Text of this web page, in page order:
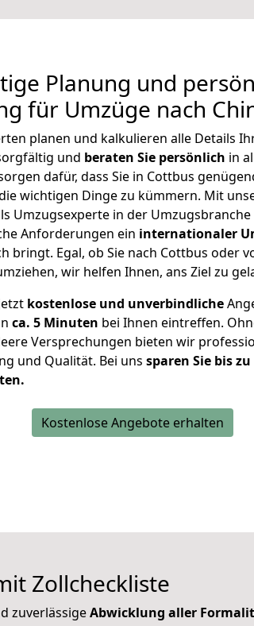
Planung und
für Umzüge nach
planen und kalkulieren alle Details
und beraten Sie persönlich in
dafür, dass Sie in Cottbus
wichtigen Dinge zu kümmern. Mit
Umzugsexperte in der
Anforderungen ein internationaler
bringt. Egal, ob Sie nach Cottbus oder
wir helfen Ihnen, ans Ziel zu
kostenlose und unverbindliche
ca. 5 Minuten bei Ihnen eintreffen.
Versprechungen bieten wir
und Qualität. Bei uns sparen Sie bis zu
Kostenlose Angebote erhalten
Zollcheckliste
zuverlässigeAbwicklung aller